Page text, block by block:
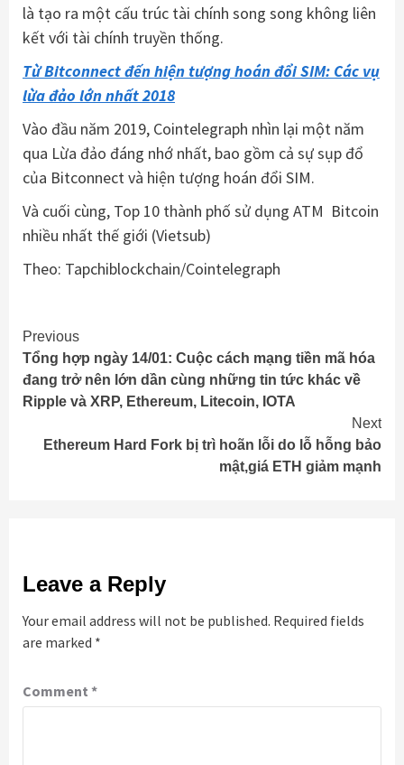
là tạo ra một cấu trúc tài chính song song không liên
kết với tài chính truyền thống.
Từ Bitconnect đến hiện tượng hoán đổi SIM: Các vụ
lừa đảo lớn nhất 2018
Vào đầu năm 2019, Cointelegraph nhìn lại một năm
qua Lừa đảo đáng nhớ nhất, bao gồm cả sự sụp đổ
của Bitconnect và hiện tượng hoán đổi SIM.
Và cuối cùng, Top 10 thành phố sử dụng ATM Bitcoin
nhiều nhất thế giới (Vietsub)
Theo: Tapchiblockchain/Cointelegraph
Continue
Reading
Previous
Tổng hợp ngày 14/01: Cuộc cách mạng tiền mã hóa
đang trở nên lớn dần cùng những tin tức khác về
Ripple và XRP, Ethereum, Litecoin, IOTA
Next
Ethereum Hard Fork bị trì hoãn lỗi do lỗ hỗng bảo
mật,giá ETH giảm mạnh
Leave a Reply
Your email address will not be published. Required fields
are marked *
Comment *